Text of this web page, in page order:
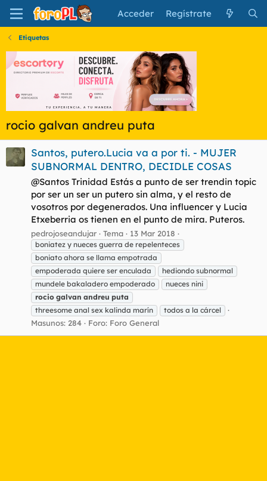
Acceder Regístrate
Etiquetas
rocio galvan andreu puta
Santos, putero.Lucia va a por ti. - MUJER
SUBNORMAL DENTRO, DECIDLE COSAS
@Santos Trinidad Estás a punto de ser trendin topic
por ser un ser un putero sin alma, y el resto de
vosotros por degenerados. Una influencer y Lucia
Etxeberria os tienen en el punto de mira. Puteros.
pedrojoseandujar Tema 13 Mar 2018
boniatez y nueces guerra de repelenteces
boniato ahora se llama empotrada
empoderada quiere ser enculada
hediondo subnormal
mundele bakaladero empoderado
nueces nini
rocio galvan andreu puta
threesome anal sex kalinda marín
todos a la cárcel
Masunos: 284 Foro: Foro General